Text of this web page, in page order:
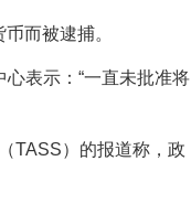
而被逮捕。
表示：“一直未批准将
TASS）的报道称，政